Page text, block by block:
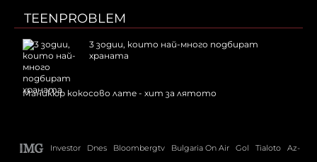
TEENPROBLEM
3 зодии, които най-много подбират
храната
Маникюр кокосово лате - хит за лятото
Investor Dnes Bloombergtv Bulgaria On Air Gol Tialoto
Az-